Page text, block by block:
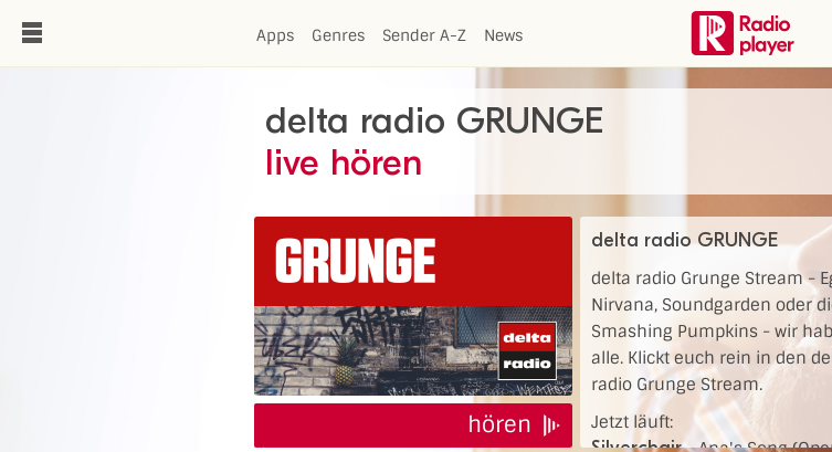
Apps Genres Sender A-Z News
delta radio GRUNGE
live hören
hören
delta radio GRUNGE
delta radio Grunge Stream -
Nirvana, Soundgarden oder
Smashing Pumpkins - wir
alle. Klickt euch rein in den
radio Grunge Stream.
Jetzt läuft: